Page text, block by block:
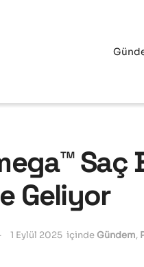
Saç
Geliyor
1 Eylül 2025 içinde Gündem,